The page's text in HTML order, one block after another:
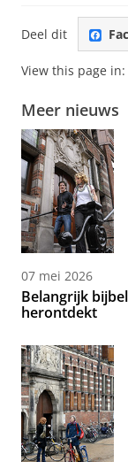
Deel dit
View this page in:
Meer nieuws
07 mei 2026
Belangrijk
herontdekt